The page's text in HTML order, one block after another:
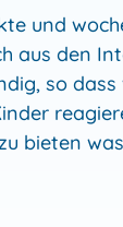
und
aus den
so
bieten